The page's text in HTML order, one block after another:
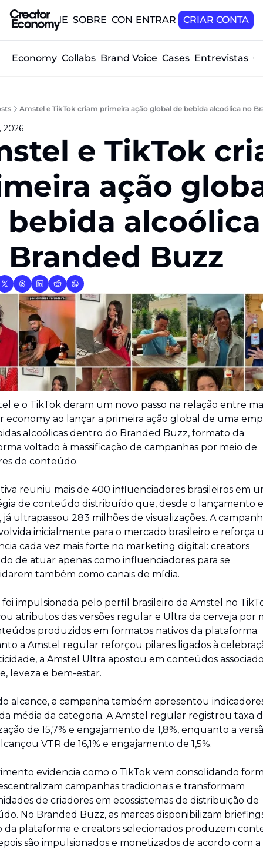
HOME SOBRE CONTATOENTRAR CRIAR CONTA
Economy Collabs Brand Voice Cases Entrevistas
Amstel e TikTok criam primeira ação global de bebida alcoólica no
2026
e TikTok
ação
bebida alcoólica
Branded Buzz
e o TikTok deram um novo passo na relação entre
economy ao lançar a primeira ação global de uma
alcoólicas dentro do Branded Buzz, formato da
voltado à massificação de campanhas por meio de
de conteúdo.
reuniu mais de 400 influenciadores brasileiros em
de conteúdo distribuído que, desde o lançamento
já ultrapassou 283 milhões de visualizações. A
inicialmente para o mercado brasileiro e reforça
cada vez mais forte no marketing digital: creators
de atuar apenas como influenciadores para se
também como canais de mídia.
foi impulsionada pelo perfil brasileiro da Amstel no
atributos das versões regular e Ultra da cerveja por
produzidos em formatos nativos da plataforma.
a Amstel regular reforçou pilares ligados à
a Amstel Ultra apostou em conteúdos
leveza e bem-estar.
alcance, a campanha também apresentou
média da categoria. A Amstel regular registrou taxa
de 15,7% e engajamento de 1,8%, enquanto a
VTR de 16,1% e engajamento de 1,5%.
evidencia como o TikTok vem consolidando
campanhas tradicionais e transformam
de criadores em ecossistemas de distribuição de
No Branded Buzz, as marcas disponibilizam
da plataforma e creators selecionados produzem
são impulsionados e monetizados de acordo com a